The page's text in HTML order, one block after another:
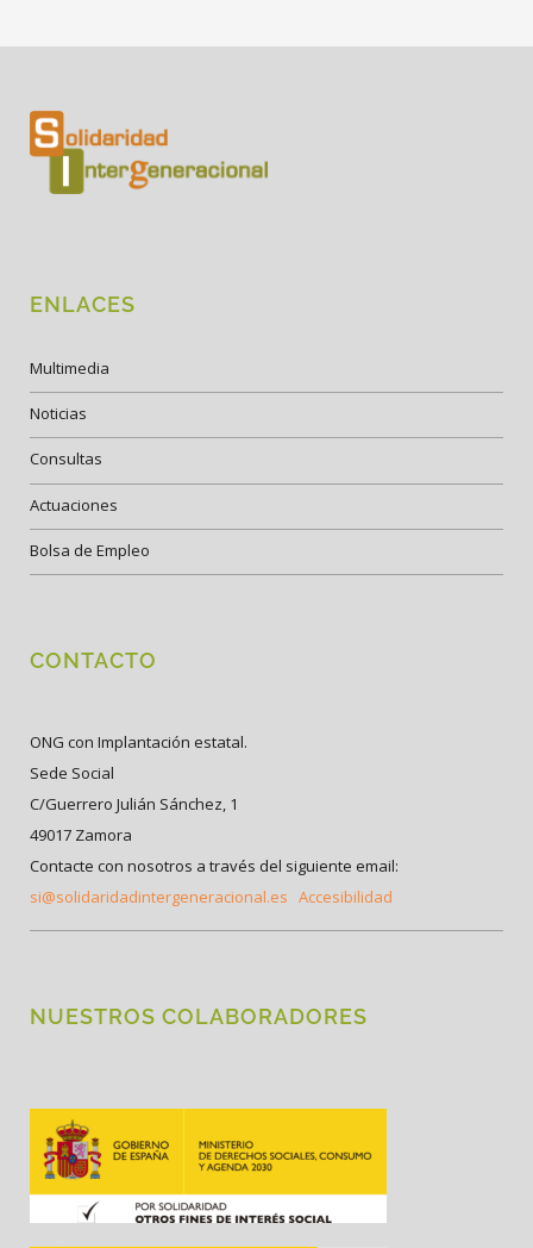
ENLACES
Multimedia
Noticias
Consultas
Actuaciones
Bolsa de Empleo
CONTACTO
ONG con Implantación estatal.
Sede Social
C/Guerrero Julián Sánchez, 1
49017 Zamora
Contacte con nosotros a través del siguiente email:
si@solidaridadintergeneracional.es Accesibilidad
NUESTROS COLABORADORES